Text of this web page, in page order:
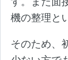
機の整理と
そのため、